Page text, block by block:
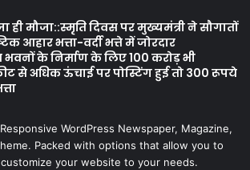
ही मौजा::स्मृति दिवस पर मुख्यमंत्री ने सौगातों
आहार भत्ता-वर्दी भत्ते में जोरदार
के निर्माण के लिए 100 करोड़ भी
से अधिक ऊंचाई पर पोस्टिंग हुई तो 300 रूपये
WordPress Newspaper, Magazine,
Packed with options that allow you to
your website to your needs.